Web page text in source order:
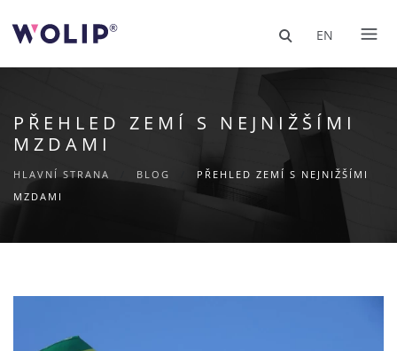
EN
PŘEHLED ZEMÍ S NEJNIŽŠÍMI
MZDAMI
HLAVNÍ STRANA BLOG
PŘEHLED ZEMÍ S NEJNIŽŠÍMI
MZDAMI